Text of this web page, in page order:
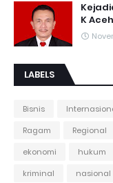
K
LABELS
Bisnis
Ragam
Regional
ekonomi
hukum
kriminal
nasional